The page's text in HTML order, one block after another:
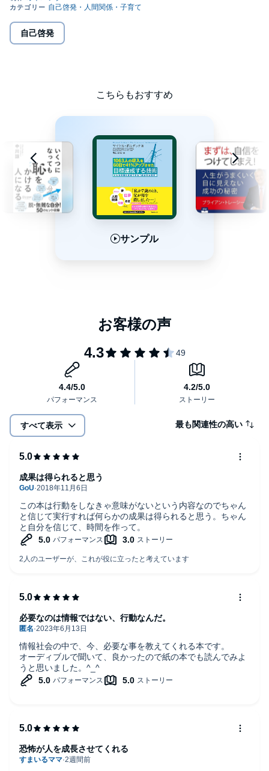
あなたは、決断や行動を起こす際、
また、仕事で接する人や恋人に対して、
「人間関係に対する不安や恐怖がある」
本作品では、7歳の時に「父に母を殺される」という過酷な体験か
ら言語障害を抱え、
それを自らの力で克服し成功を果たした著者が、
恐怖を乗り越えて行動を起こしていくための方法をお伝えしま
す。
多くの人の成功と幸せを妨げている
最大の要因の１つは、「拒絶への恐怖」です。
「商品を買ってほしいのに買ってくださいと言えない」
「部下に注意したいのに皆の前で反論されるのが怖くて言い出せ
感情がなぜ生まれるのかを認識し、それを克服するための方法を
恐怖を感じずに相手と円滑なコミュニケーションを行う方法が身
につくことでしょう。
仕事でも、プライベートでも、「何となく先に進めない」という
状況を克服する、
あなたの人生を劇的に変える方法に出会える1本です。
本作品を聴いて、周囲との豊かなコミュニケーションを楽しみ、
思い通りに、自分の力で人生を進めていきましょう。(C)2014 フ
自己啓発
こちらもおすすめ
サンプル
すべて表示 最も関連性の高い
この本は行動をしなきゃ意味がないという内容なのでちゃん
と信じて実行すれば何らかの成果は得られると思う。ちゃん
と自分を信じて、時間を作って。
成果は得られると思う
情報社会の中で、今、必要な事を教えてくれる本です。
オーディブルで聞いて、良かったので紙の本でも読んでみよ
うと思いました。^_^
必要なのは情報ではない、行動なんだ。
恐怖が人を成長させてくれる